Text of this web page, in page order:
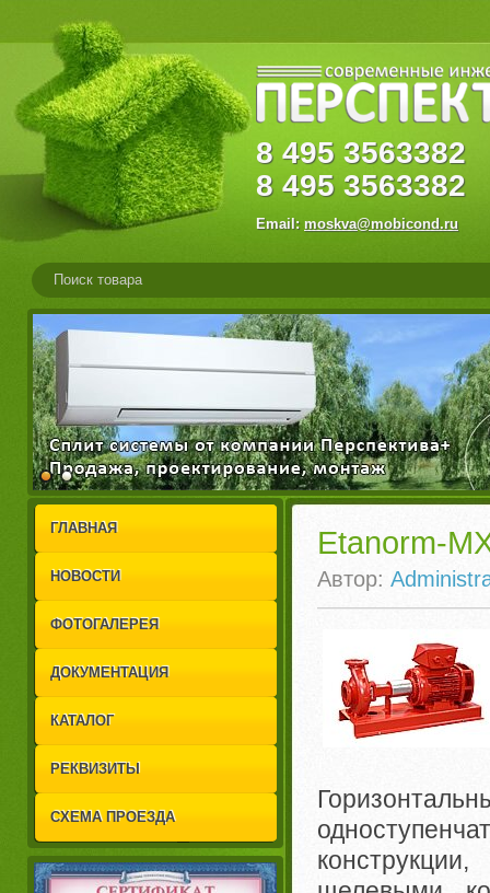
8 495
8 495 3563382
Email: moskva@mobicond.ru
1
2
ГЛАВНАЯ
НОВОСТИ
ФОТОГАЛЕРЕЯ
ДОКУМЕНТАЦИЯ
КАТАЛОГ
РЕКВИЗИТЫ
СХЕМА ПРОЕЗДА
Etanorm-
Автор: